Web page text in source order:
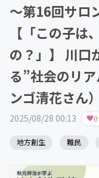
〜第16回サロ
【「この子は
の？」】 川口
る”社会のリ
ンゴ清花さん）
2025/08/28 00:13 0
地方創生 難民